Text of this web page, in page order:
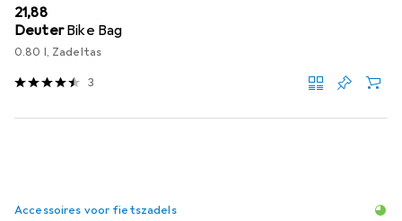
EUR
21,88
Deuter Bike Bag
0.80 l, Zadeltas
3
Accessoires voor fietszadels